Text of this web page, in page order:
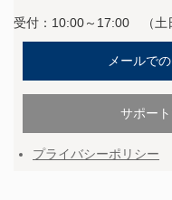
受付：10:00～17:00 （土
メールで
サポー
プライバシーポリシー